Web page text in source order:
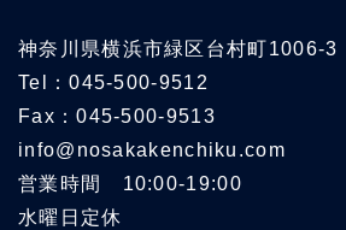
神奈川県横浜市緑区台村町1006-3
Tel：045-500-9512
Fax：045-500-9513
info@nosakakenchiku.com
営業時間 10:00-19:00
水曜日定休